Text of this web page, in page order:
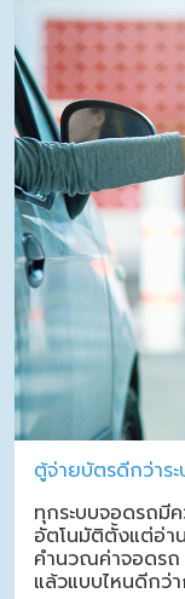
ตู้จ่ายบัตรดีกว่าร
ทุกระบบจอดรถมี
อัตโนมัติตั้งแต่อ่า
คำนวณค่าจอดรถ
แล้วแบบไหนดีกว่